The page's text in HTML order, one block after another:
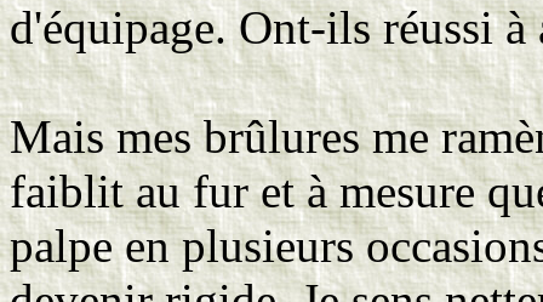
d'équipage. Ont-ils réussi
Mais mes brûlures me
faiblit au fur et à mesure
palpe en plusieurs